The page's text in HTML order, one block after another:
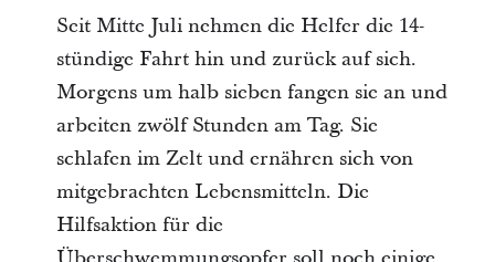
Seit Mitte Juli nehmen die Helfer die 14-
stündige Fahrt hin und zurück auf sich.
Morgens um halb sieben fangen sie an und
arbeiten zwölf Stunden am Tag. Sie
schlafen im Zelt und ernähren sich von
mitgebrachten Lebensmitteln. Die
Hilfsaktion für die